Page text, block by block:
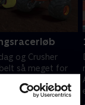
og Crusher
så meget for
kørere langt væk.